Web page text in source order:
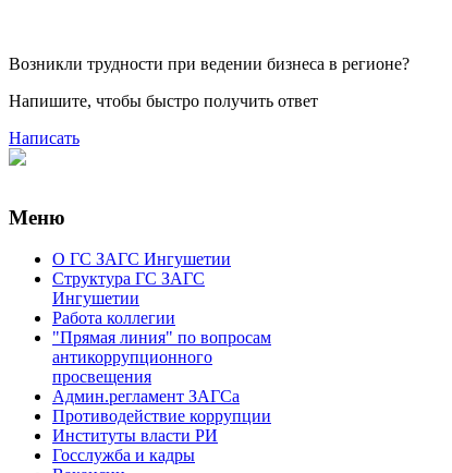
Возникли трудности при ведении бизнеса в регионе?
Напишите, чтобы быстро получить ответ
Написать
Меню
О ГС ЗАГС Ингушетии
Структура ГС ЗАГС
Ингушетии
Работа коллегии
"Прямая линия" по вопросам
антикоррупционного
просвещения
Админ.регламент ЗАГСа
Противодействие коррупции
Институты власти РИ
Госслужба и кадры